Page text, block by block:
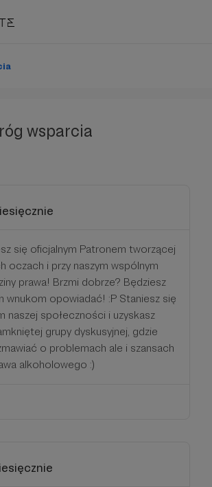
wsparcia
się oficjalnym Patronem tworzącej
oczach i przy naszym wspólnym
prawa! Brzmi dobrze? Będziesz
wnukom opowiadać! :P Staniesz się
naszej społeczności i uzyskasz
grupy dyskusyjnej, gdzie
o problemach ale i szansach
alkoholowego :)